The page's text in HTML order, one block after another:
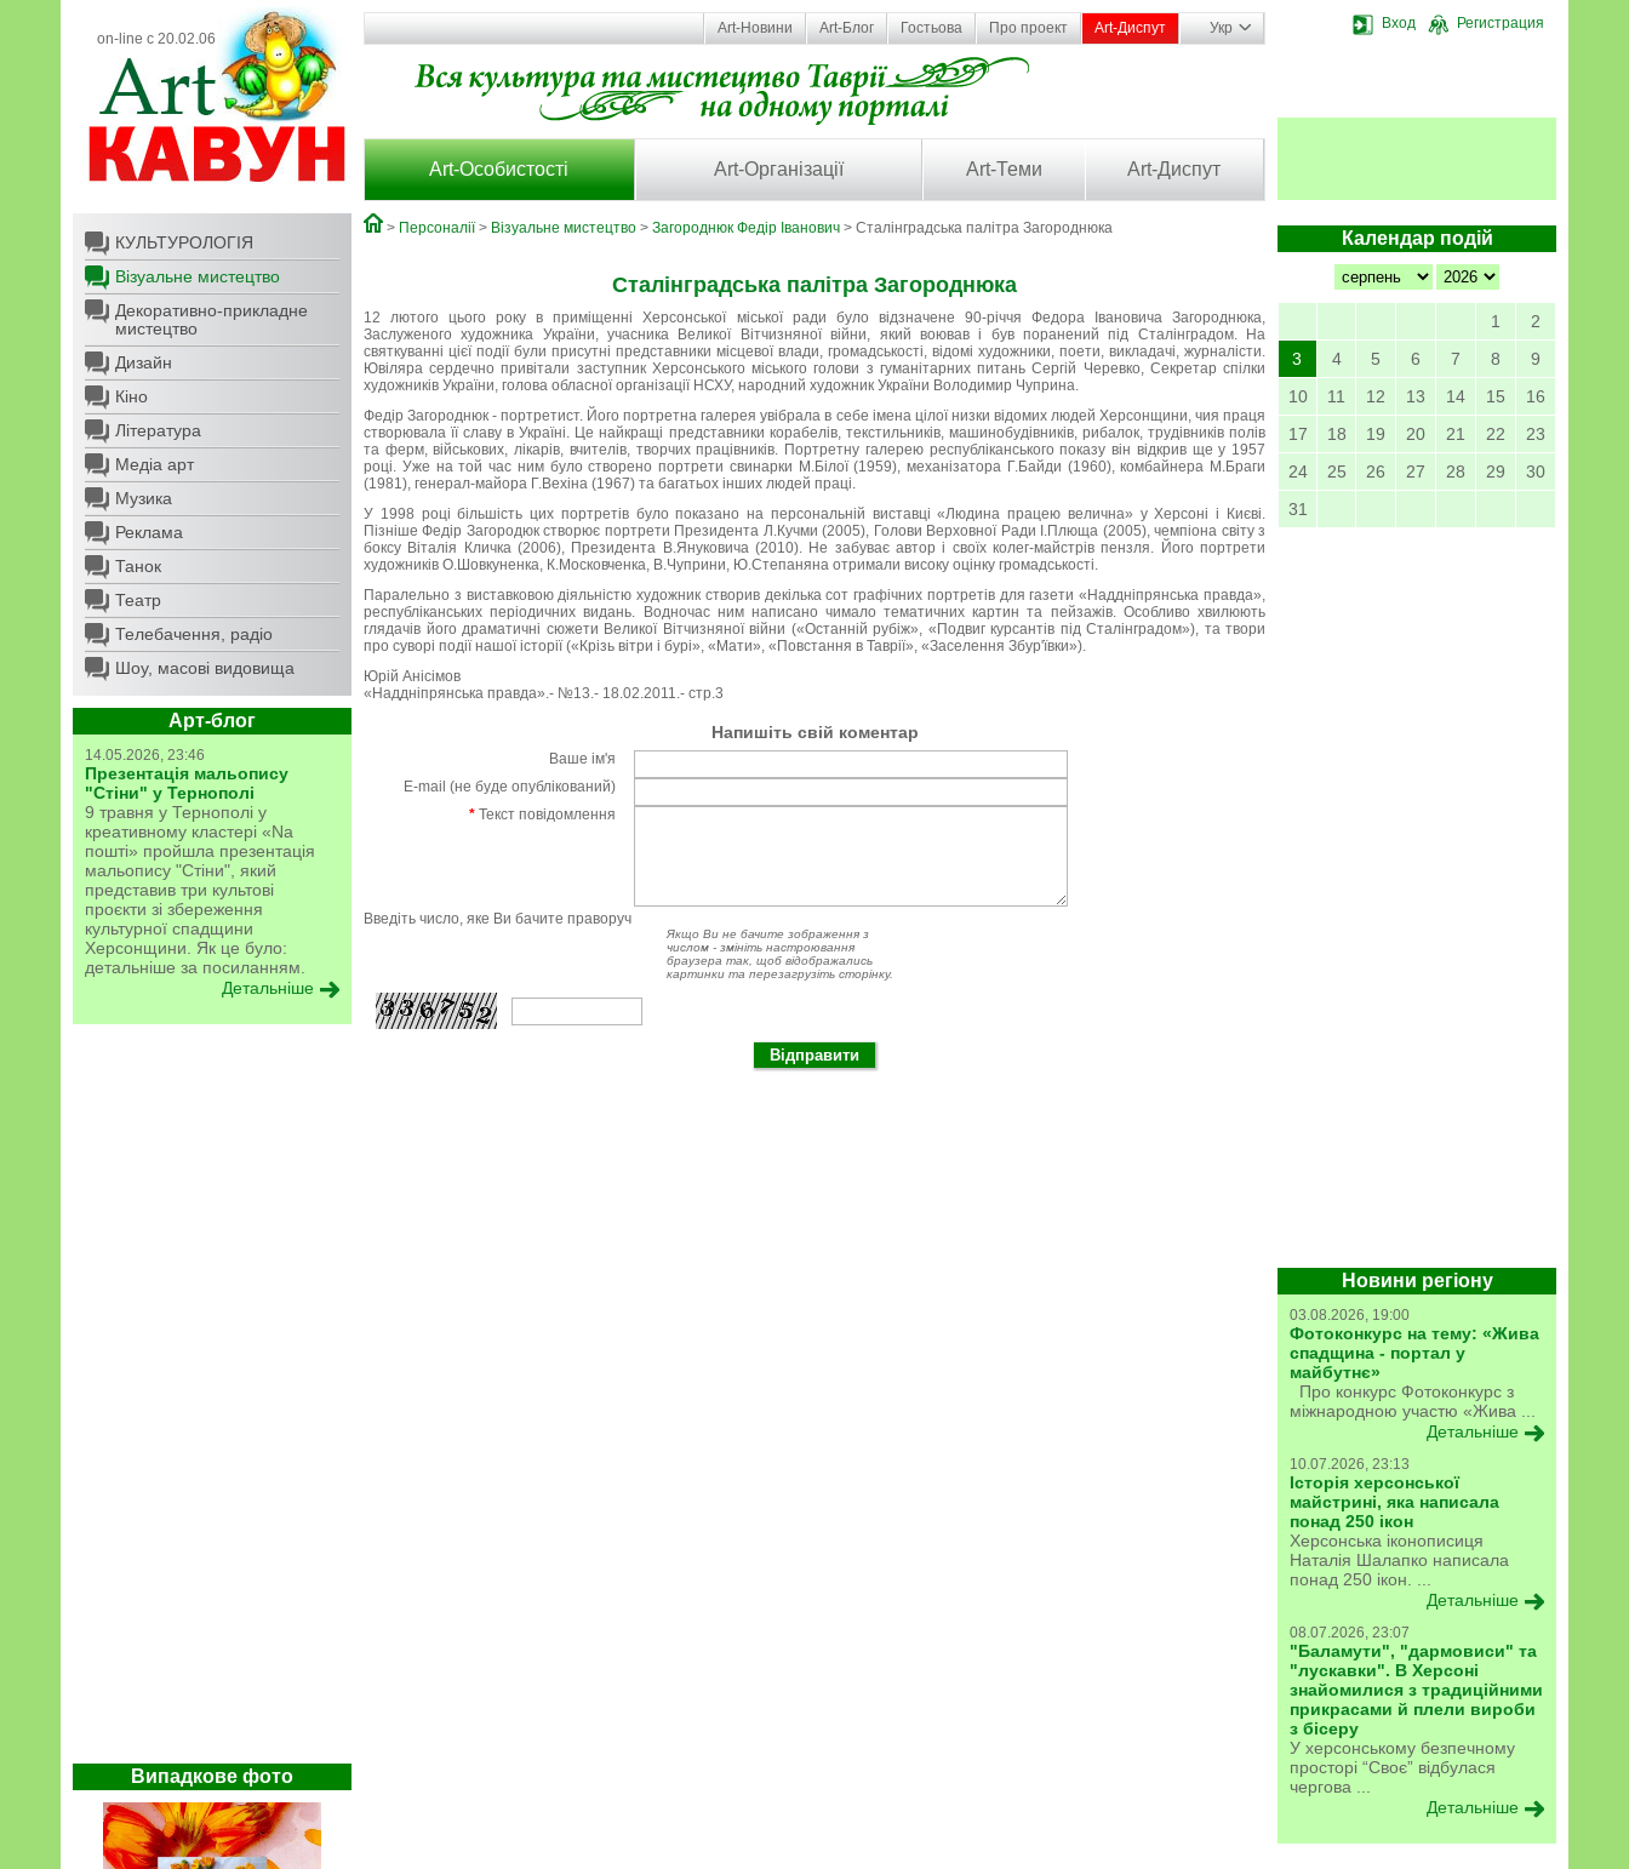
on-line с 20.02.06
Вход Регистрация
Art-Новини Art-Блог Гостьова Про проект Art-Диспут Укр
Art-Особистості Art-Організації Art-Теми Art-Диспут
КУЛЬТУРОЛОГІЯ
Візуальне мистецтво
Декоративно-прикладне
мистецтво
Дизайн
Кіно
Література
Медіа арт
Музика
Реклама
Танок
Театр
Телебачення, радіо
Шоу, масові видовища
Арт-блог
14.05.2026, 23:46
Презентація мальопису
"Стіни" у Тернополі
9 травня у Тернополі у
креативному кластері «Na
пошті» пройшла презентація
мальопису "Стіни", який
представив три культові
проєкти зі збереження
культурної спадщини
Херсонщини. Як це було:
детальніше за посиланням.
Детальніше
Випадкове фото
Календар подій
1
2
3
4 5 6 7 8
9
10
11 12 13 14 15
16
17
18 19 20 21 22
23
24
25 26 27 28 29
30
31
Новини регіону
03.08.2026, 19:00
Фотоконкурс на тему: «Жива
спадщина - портал у
майбутнє»
Про конкурс Фотоконкурс з
міжнародною участю «Жива ...
Детальніше
10.07.2026, 23:13
Історія херсонської
майстрині, яка написала
понад 250 ікон
Херсонська іконописиця
Наталія Шалапко написала
понад 250 ікон. ...
Детальніше
08.07.2026, 23:07
"Баламути", "дармовиси" та
"лускавки". В Херсоні
знайомилися з традиційними
прикрасами й плели вироби
з бісеру
У херсонському безпечному
просторі “Своє” відбулася
чергова ...
Детальніше
> Персоналії> Візуальне мистецтво > Загороднюк Федір Іванович > Сталінградська палітра Загороднюка
Сталінградська палітра Загороднюка
12 лютого цього року в приміщенні Херсонської міської ради було відзначене 90-річчя Федора Івановича Загороднюка,
Заслуженого художника України, учасника Великої Вітчизняної війни, який воював і був поранений під Сталінградом. На
святкуванні цієї події були присутні представники місцевої влади, громадськості, відомі художники, поети, викладачі, журналісти.
Ювіляра сердечно привітали заступник Херсонського міського голови з гуманітарних питань Сергій Черевко, Секретар спілки
художників України, голова обласної організації НСХУ, народний художник України Володимир Чуприна.
Федір Загороднюк - портретист. Його портретна галерея увібрала в себе імена цілої низки відомих людей Херсонщини, чия праця
створювала її славу в Україні. Це найкращі представники корабелів, текстильників, машинобудівників, рибалок, трудівників полів
та ферм, військових, лікарів, вчителів, творчих працівників. Портретну галерею республіканського показу він відкрив ще у 1957
році. Уже на той час ним було створено портрети свинарки М.Білої (1959), механізатора Г.Байди (1960), комбайнера М.Браги
(1981), генерал-майора Г.Вехіна (1967) та багатьох інших людей праці.
У 1998 році більшість цих портретів було показано на персональній виставці «Людина працею велична» у Херсоні і Києві.
Пізніше Федір Загородюк створює портрети Президента Л.Кучми (2005), Голови Верховної Ради І.Плюща (2005), чемпіона світу з
боксу Віталія Кличка (2006), Президента В.Януковича (2010). Не забуває автор і своїх колег-майстрів пензля. Його портрети
художників О.Шовкуненка, К.Московченка, В.Чуприни, Ю.Степаняна отримали високу оцінку громадськості.
Паралельно з виставковою діяльністю художник створив декілька сот графічних портретів для газети «Наддніпрянська правда»,
республіканських періодичних видань. Водночас ним написано чимало тематичних картин та пейзажів. Особливо хвилюють
глядачів його драматичні сюжети Великої Вітчизняної війни («Останній рубіж», «Подвиг курсантів під Сталінградом»), та твори
про суворі події нашої історії («Крізь вітри і бурі», «Мати», «Повстання в Таврії», «Заселення Збур'ївки»).
Юрій Анісімов
«Наддніпрянська правда».- №13.- 18.02.2011.- стр.3
Напишіть свій коментар
Ваше ім'я
E-mail (не буде опублікований)
* Текст повідомлення
Введіть число, яке Ви бачите праворуч
Якщо Ви не бачите зображення з
числом - змініть настроювання
браузера так, щоб відображались
картинки та перезагрузіть сторінку.